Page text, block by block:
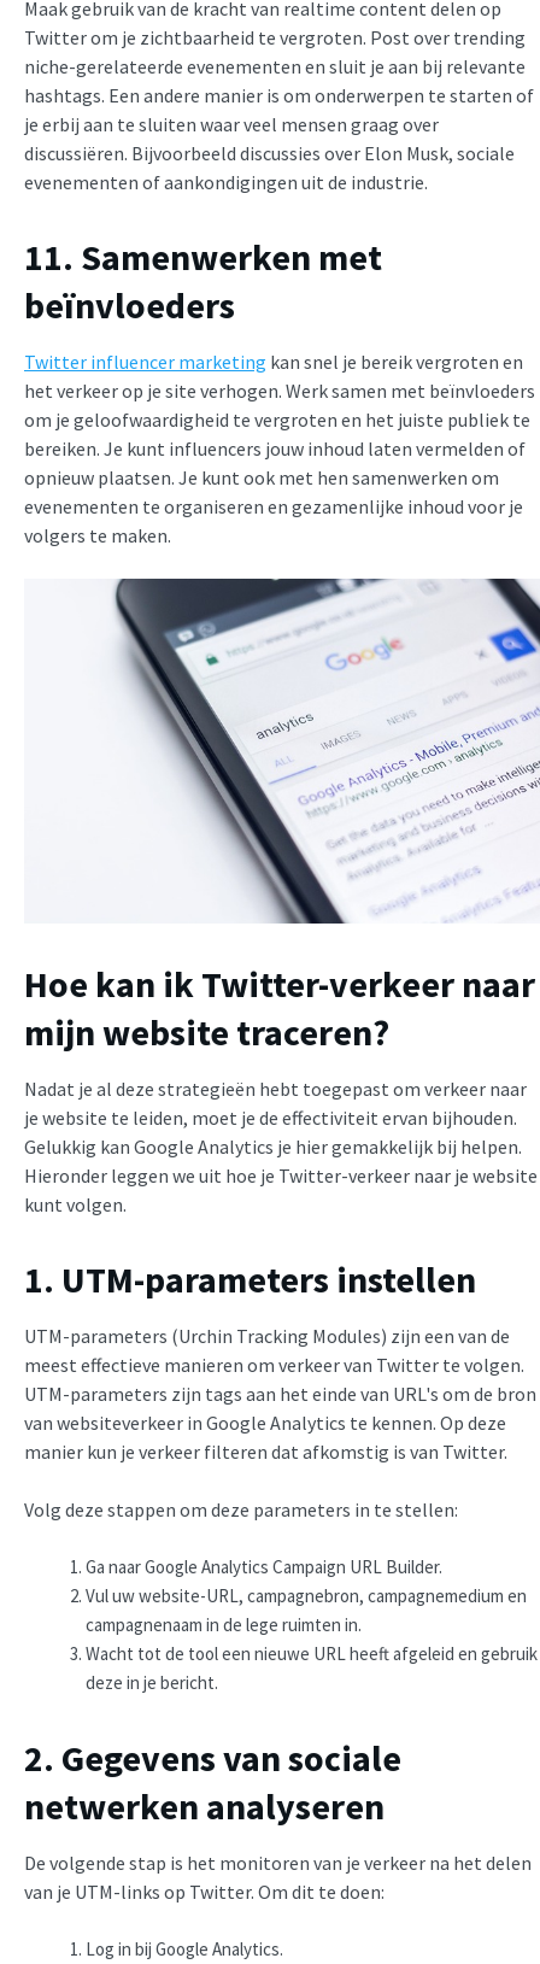
Maak gebruik van de kracht van realtime content delen op
Twitter om je zichtbaarheid te vergroten. Post over trending
niche-gerelateerde evenementen en sluit je aan bij relevante
hashtags. Een andere manier is om onderwerpen te starten of
je erbij aan te sluiten waar veel mensen graag over
discussiëren. Bijvoorbeeld discussies over Elon Musk, sociale
evenementen of aankondigingen uit de industrie.
11. Samenwerken met
beïnvloeders
Twitter influencer marketing kan snel je bereik vergroten en
het verkeer op je site verhogen. Werk samen met beïnvloeders
om je geloofwaardigheid te vergroten en het juiste publiek te
bereiken. Je kunt influencers jouw inhoud laten vermelden of
opnieuw plaatsen. Je kunt ook met hen samenwerken om
evenementen te organiseren en gezamenlijke inhoud voor je
volgers te maken.
Hoe kan ik Twitter-verkeer naar
mijn website traceren?
Nadat je al deze strategieën hebt toegepast om verkeer naar
je website te leiden, moet je de effectiviteit ervan bijhouden.
Gelukkig kan Google Analytics je hier gemakkelijk bij helpen.
Hieronder leggen we uit hoe je Twitter-verkeer naar je website
kunt volgen.
1. UTM-parameters instellen
UTM-parameters (Urchin Tracking Modules) zijn een van de
meest effectieve manieren om verkeer van Twitter te volgen.
UTM-parameters zijn tags aan het einde van URL's om de bron
van websiteverkeer in Google Analytics te kennen. Op deze
manier kun je verkeer filteren dat afkomstig is van Twitter.
Volg deze stappen om deze parameters in te stellen:
Ga naar Google Analytics Campaign URL Builder.
Vul uw website-URL, campagnebron, campagnemedium en
campagnenaam in de lege ruimten in.
Wacht tot de tool een nieuwe URL heeft afgeleid en gebruik
deze in je bericht.
2. Gegevens van sociale
netwerken analyseren
De volgende stap is het monitoren van je verkeer na het delen
van je UTM-links op Twitter. Om dit te doen:
Log in bij Google Analytics.